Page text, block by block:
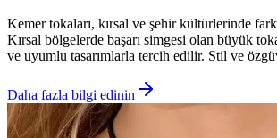
Kemer tokaları, kırsal ve şehir kültürlerinde
Kırsal bölgelerde başarı simgesi olan büyük
ve uyumlu tasarımlarla tercih edilir. Stil ve
Daha fazla bilgi edinin